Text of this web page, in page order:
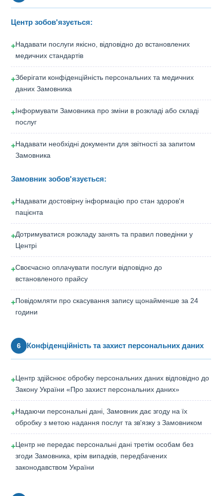
Центр зобов'язується:
+Надавати послуги якісно, відповідно до встановлених
медичних стандартів
+Зберігати конфіденційність персональних та медичних
даних Замовника
+Інформувати Замовника про зміни в розкладі або складі
послуг
+Надавати необхідні документи для звітності за запитом
Замовника
Замовник зобов'язується:
+Надавати достовірну інформацію про стан здоров'я
пацієнта
+Дотримуватися розкладу занять та правил поведінки у
Центрі
+Своєчасно оплачувати послуги відповідно до
встановленого прайсу
+Повідомляти про скасування запису щонайменше за 24
години
6 Конфіденційність та захист персональних даних
+Центр здійснює обробку персональних даних відповідно до
Закону України «Про захист персональних даних»
+Надаючи персональні дані, Замовник дає згоду на їх
обробку з метою надання послуг та зв'язку з Замовником
+Центр не передає персональні дані третім особам без
згоди Замовника, крім випадків, передбачених
законодавством України